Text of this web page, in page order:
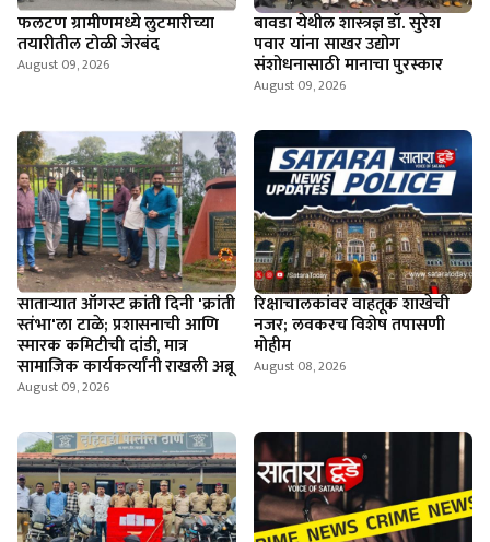
फलटण ग्रामीणमध्ये लुटमारीच्या
तयारीतील टोळी जेरबंद
August 09, 2026
बावडा येथील शास्त्रज्ञ डॉ. सुरेश
पवार यांना साखर उद्योग
संशोधनासाठी मानाचा पुरस्कार
August 09, 2026
साताऱ्यात ऑगस्ट क्रांती दिनी 'क्रांती
स्तंभा'ला टाळे; प्रशासनाची आणि
स्मारक कमिटीची दांडी, मात्र
सामाजिक कार्यकर्त्यांनी राखली अब्रू
August 09, 2026
रिक्षाचालकांवर वाहतूक शाखेची
नजर; लवकरच विशेष तपासणी
मोहीम
August 08, 2026